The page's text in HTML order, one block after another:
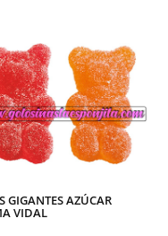
1,00€
hasta
5,00€
GIGANTES AZÚCAR
VIDAL